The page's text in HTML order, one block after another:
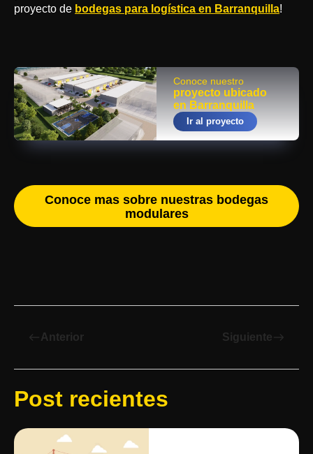
proyecto de bodegas para logística en Barranquilla!
Conoce nuestro
proyecto ubicado
en Barranquilla
Ir al proyecto
Conoce mas sobre nuestras bodegas
modulares
west Anterior Siguiente east
Post recientes